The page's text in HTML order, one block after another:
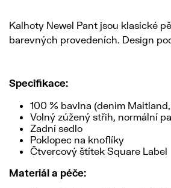
Kalhoty Newel Pant jsou klasické
barevných provedeních. Design
Specifikace:
100 % bavlna (denim Maitland,
Volný zúžený střih, normální
Zadní sedlo
Poklopec na knoflíky
Čtvercový štítek Square Label
Materiál a péče: